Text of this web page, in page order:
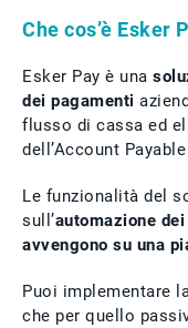
Che cos’è Esker
Esker Pay è una
dei pagamenti
flusso di cassa ed
dell’Account
Le funzionalità del
sull’automazione
avvengono su una
Puoi implementare
che per quello